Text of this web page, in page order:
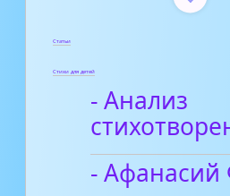
Статьи
Стихи для детей
- Анализ
- Афанасий